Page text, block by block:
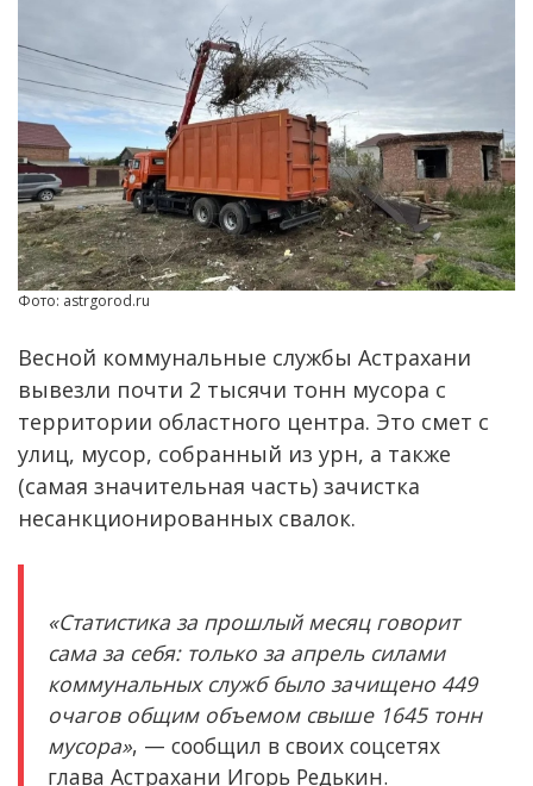
Фото: astrgorod.ru
Весной коммунальные службы Астрахани
вывезли почти 2 тысячи тонн мусора с
территории областного центра. Это смет с
улиц, мусор, собранный из урн, а также
(самая значительная часть) зачистка
несанкционированных свалок.
«Статистика за прошлый месяц говорит
сама за себя: только за апрель силами
коммунальных служб было зачищено 449
очагов общим объемом свыше 1645 тонн
мусора», — сообщил в своих соцсетях
глава Астрахани Игорь Редькин.